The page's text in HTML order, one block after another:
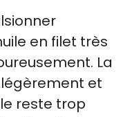
en filet très
La
et
reste trop